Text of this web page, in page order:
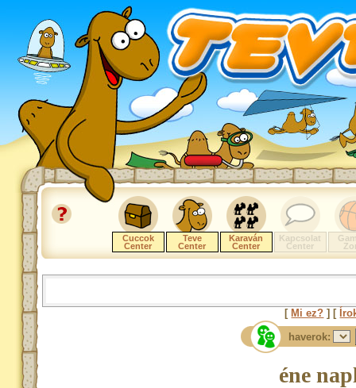
Cuccok
Center
Teve
Center
Karaván
Center
Kapcsolat
Center
[ Mi ez? ] [
haverok:
éne